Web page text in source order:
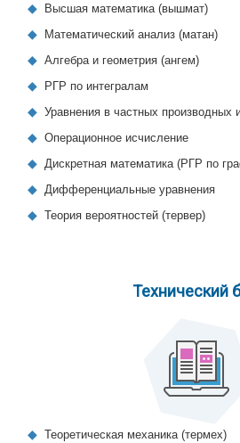
Высшая математика (вышмат)
Математический анализ (матан)
Алгебра и геометрия (ангем)
РГР по интегралам
Уравнения в частных
Операционное исчисление
Дискретная математика (РГР по
Дифференциальные уравнения
Теория вероятностей (тервер)
Технический
Теоретическая механика (термех)